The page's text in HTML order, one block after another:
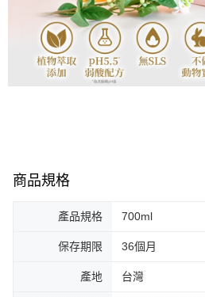
商品規格
產品規格 700ml
保存期限 36個月
產地 台灣